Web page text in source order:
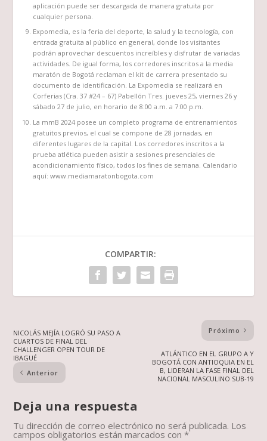
aplicación puede ser descargada de manera gratuita por
cualquier persona.
Expomedia, es la feria del deporte, la salud y la tecnología, con
entrada gratuita al público en general, donde los visitantes
podrán aprovechar descuentos increíbles y disfrutar de variadas
actividades. De igual forma, los corredores inscritos a la media
maratón de Bogotá reclaman el kit de carrera presentado su
documento de identificación. La Expomedia se realizará en
Corferias (Cra. 37 #24 – 67) Pabellón Tres. jueves 25, viernes 26 y
sábado 27 de julio, en horario de 8:00 a.m. a 7:00 p.m.
La mmB 2024 posee un completo programa de entrenamientos
gratuitos previos, el cual se compone de 28 jornadas, en
diferentes lugares de la capital. Los corredores inscritos a la
prueba atlética pueden asistir a sesiones presenciales de
acondicionamiento físico, todos los fines de semana. Calendario
aquí: www.mediamaratonbogota.com
COMPARTIR:
NICOLÁS MEJÍA LOGRÓ SU PASO A
CUARTOS DE FINAL DEL
CHALLENGER OPEN TOUR DE
IBAGUÉ
Anterior
Próximo
ATLÁNTICO EN EL GRUPO A Y
BOGOTÁ CON ANTIOQUIA EN EL
B, LIDERAN LA FASE FINAL DEL
NACIONAL MASCULINO SUB-19
Deja una respuesta
Tu dirección de correo electrónico no será publicada. Los
campos obligatorios están marcados con*